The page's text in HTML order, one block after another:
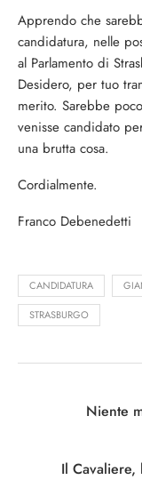
Apprendo che
candidatura, nelle
al Parlamento di
Desidero, per tuo
merito. Sarebbe
venisse candidato
una brutta cosa.
Cordialmente.
Franco Debenedetti
CANDIDATURA
STRASBURGO
Niente
Il Cavaliere,